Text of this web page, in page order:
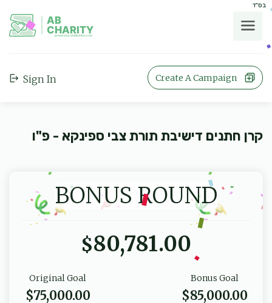
בס"ד
AB
CHARITY
powerd by ahblicklive.com
Sign In Create A Campaign
קרן חתנים דישיבת תורת צבי ספינקא - פ"ו
BONUS ROUND
$80,781.00
Bonus Goal
$85,000.00
Original Goal
$75,000.00